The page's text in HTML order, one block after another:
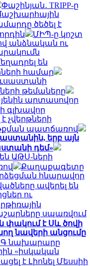
Փաշինյան․ TRIPP-ը
ծեծել է
ՄԻՊ-ը կոշտ
անձնական ու
են
համար
թեմաները
արտասովոր
գլխավոր
չվերթների
պատճառով
երբ այն
դեմ»
ԱԹՍ-ների
Քաղաքագետը
հնարավոր
ավերել են
ու
սպառվում
փակում է Սև ծովի
նավերի անցումը
նախարարը
«իսկական
է Լիոնել Մեսսիի